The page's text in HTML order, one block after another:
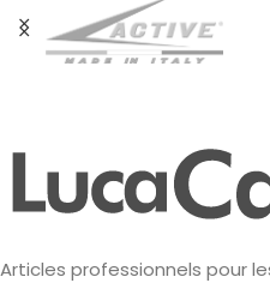
Articles professionnels pour